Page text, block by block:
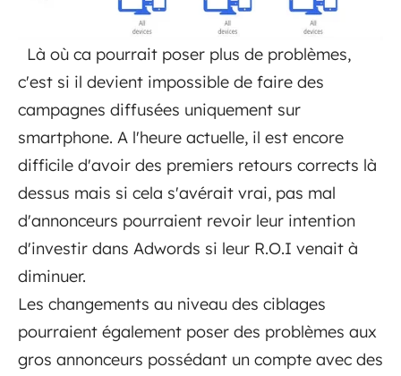
Là où ca pourrait poser plus de problèmes,
c'est si il devient impossible de faire des
campagnes diffusées uniquement sur
smartphone. A l'heure actuelle, il est encore
difficile d'avoir des premiers retours corrects là
dessus mais si cela s'avérait vrai, pas mal
d'annonceurs pourraient revoir leur intention
d'investir dans Adwords si leur R.O.I venait à
diminuer.
Les changements au niveau des ciblages
pourraient également poser des problèmes aux
gros annonceurs possédant un compte avec des